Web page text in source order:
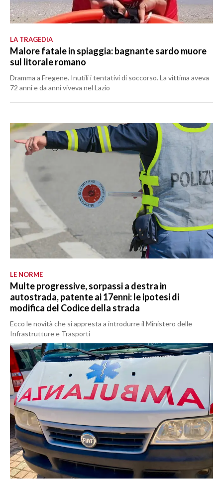
LA TRAGEDIA
Malore fatale in spiaggia: bagnante sardo muore
sul litorale romano
Dramma a Fregene. Inutili i tentativi di soccorso. La vittima aveva
72 anni e da anni viveva nel Lazio
LE NORME
Multe progressive, sorpassi a destra in
autostrada, patente ai 17enni: le ipotesi di
modifica del Codice della strada
Ecco le novità che si appresta a introdurre il Ministero delle
Infrastrutture e Trasporti